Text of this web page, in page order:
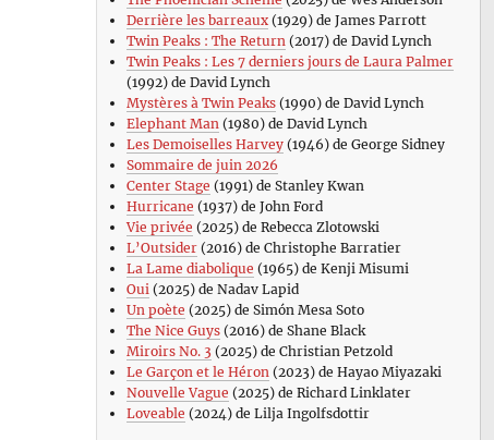
Derrière les barreaux(1929) de James Parrott
Twin Peaks : The Return(2017) de David Lynch
Twin Peaks : Les 7 derniers jours de Laura Palmer
(1992) de David Lynch
Mystères à Twin Peaks(1990) de David Lynch
Elephant Man(1980) de David Lynch
Les Demoiselles Harvey(1946) de George Sidney
Sommaire de juin 2026
Center Stage (1991) de Stanley Kwan
Hurricane (1937) de John Ford
Vie privée (2025) de Rebecca Zlotowski
L’Outsider(2016) de Christophe Barratier
La Lame diabolique (1965) de Kenji Misumi
Oui(2025) de Nadav Lapid
Un poète (2025) de Simón Mesa Soto
The Nice Guys(2016) de Shane Black
Miroirs No. 3 (2025) de Christian Petzold
Le Garçon et le Héron(2023) de Hayao Miyazaki
Nouvelle Vague (2025) de Richard Linklater
Loveable (2024) de Lilja Ingolfsdottir